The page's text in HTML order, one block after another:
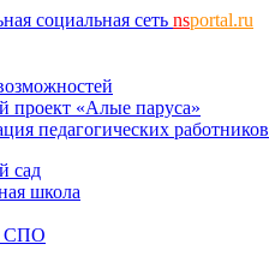
социальная сеть nsportal.ru
проект «Алые паруса»
педагогических работников
сад
школа
СПО